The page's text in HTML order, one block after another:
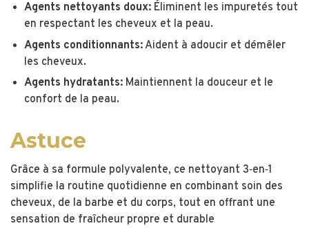
Agents nettoyants doux: Éliminent les impuretés tout
en respectant les cheveux et la peau.
Agents conditionnants:Aident à adoucir et démêler
les cheveux.
Agents hydratants: Maintiennent la douceur et le
confort de la peau.
Astuce
Grâce à sa formule polyvalente, ce nettoyant 3‑en‑1
simplifie la routine quotidienne en combinant soin des
cheveux, de la barbe et du corps, tout en offrant une
sensation de fraîcheur propre et durable